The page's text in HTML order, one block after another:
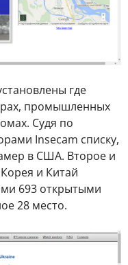
где
промышленных
Судя по
Insecam списку,
в США. Второе и
и Китай
693 открытыми
28 место.